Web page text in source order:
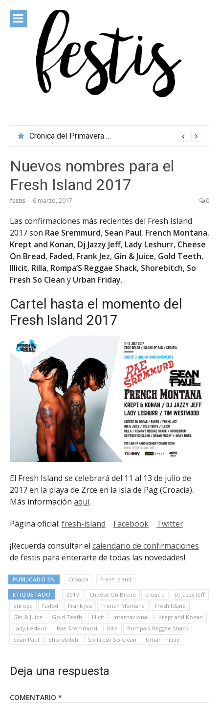
contenido
Crónica del Primavera Sound Porto 2026
Nuevos nombres para el
Fresh Island 2017
festis 6 marzo, 2017 0
Las confirmaciones más recientes del Fresh Island
2017 son Rae Sremmurd, Sean Paul, French Montana,
Krept and Konan, Dj Jazzy Jeff, Lady Leshurr, Cheese
On Bread, Faded, Frank Jez, Gin & Juice, Gold Teeth,
Illicit, Rilla, Rompa’S Reggae Shack, Shorebitch, So
Fresh So Clean y Urban Friday.
Cartel hasta el momento del
Fresh Island 2017
El Fresh Island se celebrará del 11 al 13 de julio de
2017 en la playa de Zrce en la isla de Pag (Croacia).
Más información aquí.
Página oficial: fresh-island Facebook Twitter
¡Recuerda consultar el calendario de confirmaciones
de festis para enterarte de todas las novedades!
PUBLICADO EN Croacia Fresh Island
ETIQUETADO 2017 Cheese On Bread croacia
Dj Jazzy Jeff
europa
Faded Frank Jez French Montana
Fresh Island
Gin & Juice
Gold Teeth Illicit internacional
Krept and Konan
Lady Leshurr
Rae Sremmurd Rilla
Rompa'S Reggae Shack
Sean Paul
Shorebitch So Fresh So Clean Urban Friday
Deja una respuesta
COMENTARIO *